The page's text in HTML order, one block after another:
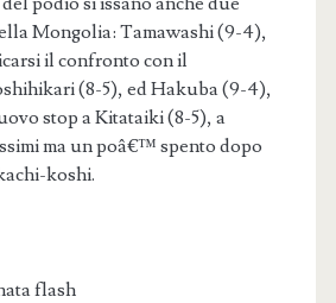
Mongolia: Tamawashi (9-4),
il confronto con il
(8-5), ed Hakuba (9-4),
stop a Kitataiki (8-5), a
ma un poâ€™ spento dopo
koshi.
flash